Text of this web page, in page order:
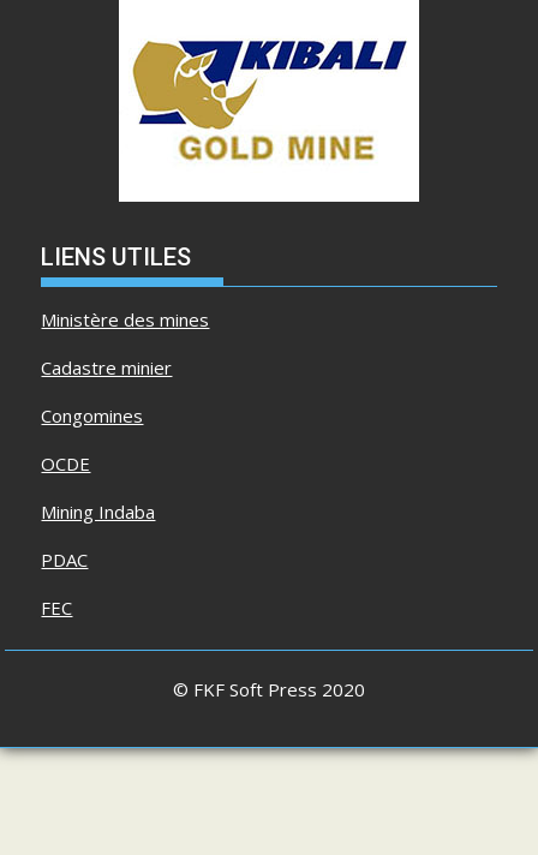
LIENS UTILES
Ministère des mines
Cadastre minier
Congomines
OCDE
Mining Indaba
PDAC
FEC
© FKF Soft Press 2020